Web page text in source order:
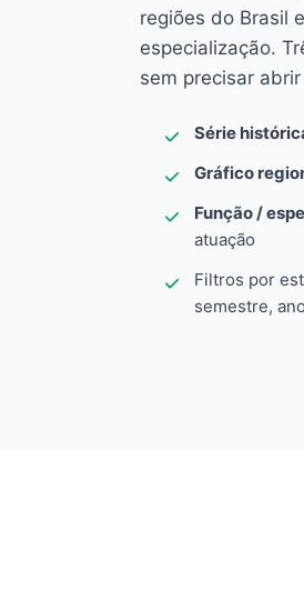
regiões do Brasil
especialização.
sem precisar
Série
Gráfico
Função /
atuação
Filtros por
semestre,